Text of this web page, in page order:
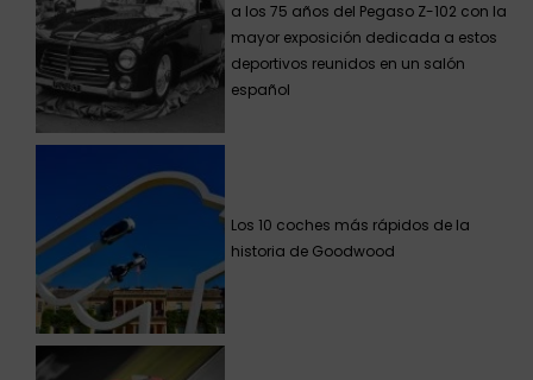
a los 75 años del Pegaso Z-102 con la
mayor exposición dedicada a estos
deportivos reunidos en un salón
español
Los 10 coches más rápidos de la
historia de Goodwood